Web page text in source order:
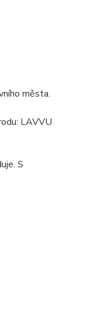
města.
LAVVU
S